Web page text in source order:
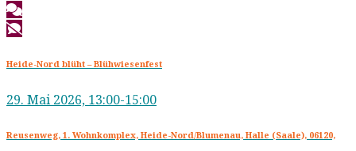
Heide-Nord blüht – Blühwiesenfest
29. Mai 2026, 13:00-15:00
Reusenweg, 1. Wohnkomplex, Heide-Nord/Blumenau, Halle (Saale), 06120,